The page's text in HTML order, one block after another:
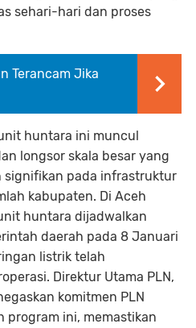
sehari-hari dan proses
Terancam Jika
huntara ini muncul
longsor skala besar yang
signifikan pada infrastruktur
kabupaten. Di Aceh
huntara dijadwalkan
daerah pada 8 Januari
listrik telah
Direktur Utama PLN,
komitmen PLN
ini, memastikan